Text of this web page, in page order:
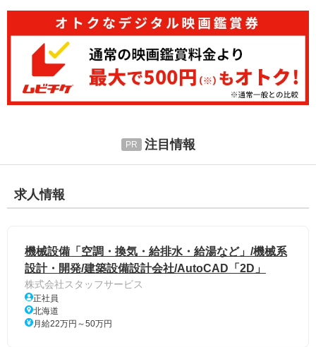
注目情報
求人情報
機械設備「空調・換気・給排水・給湯など」/機械系
設計・開発/建築設備設計会社/AutoCAD「2D」
株式会社スタッフサービス
正社員
北海道
月給22万円～50万円